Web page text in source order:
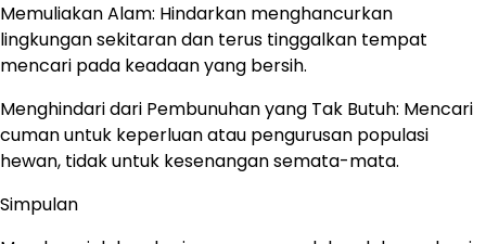
Memuliakan Alam: Hindarkan menghancurkan
lingkungan sekitaran dan terus tinggalkan tempat
mencari pada keadaan yang bersih.
Menghindari dari Pembunuhan yang Tak Butuh: Mencari
cuman untuk keperluan atau pengurusan populasi
hewan, tidak untuk kesenangan semata-mata.
Simpulan